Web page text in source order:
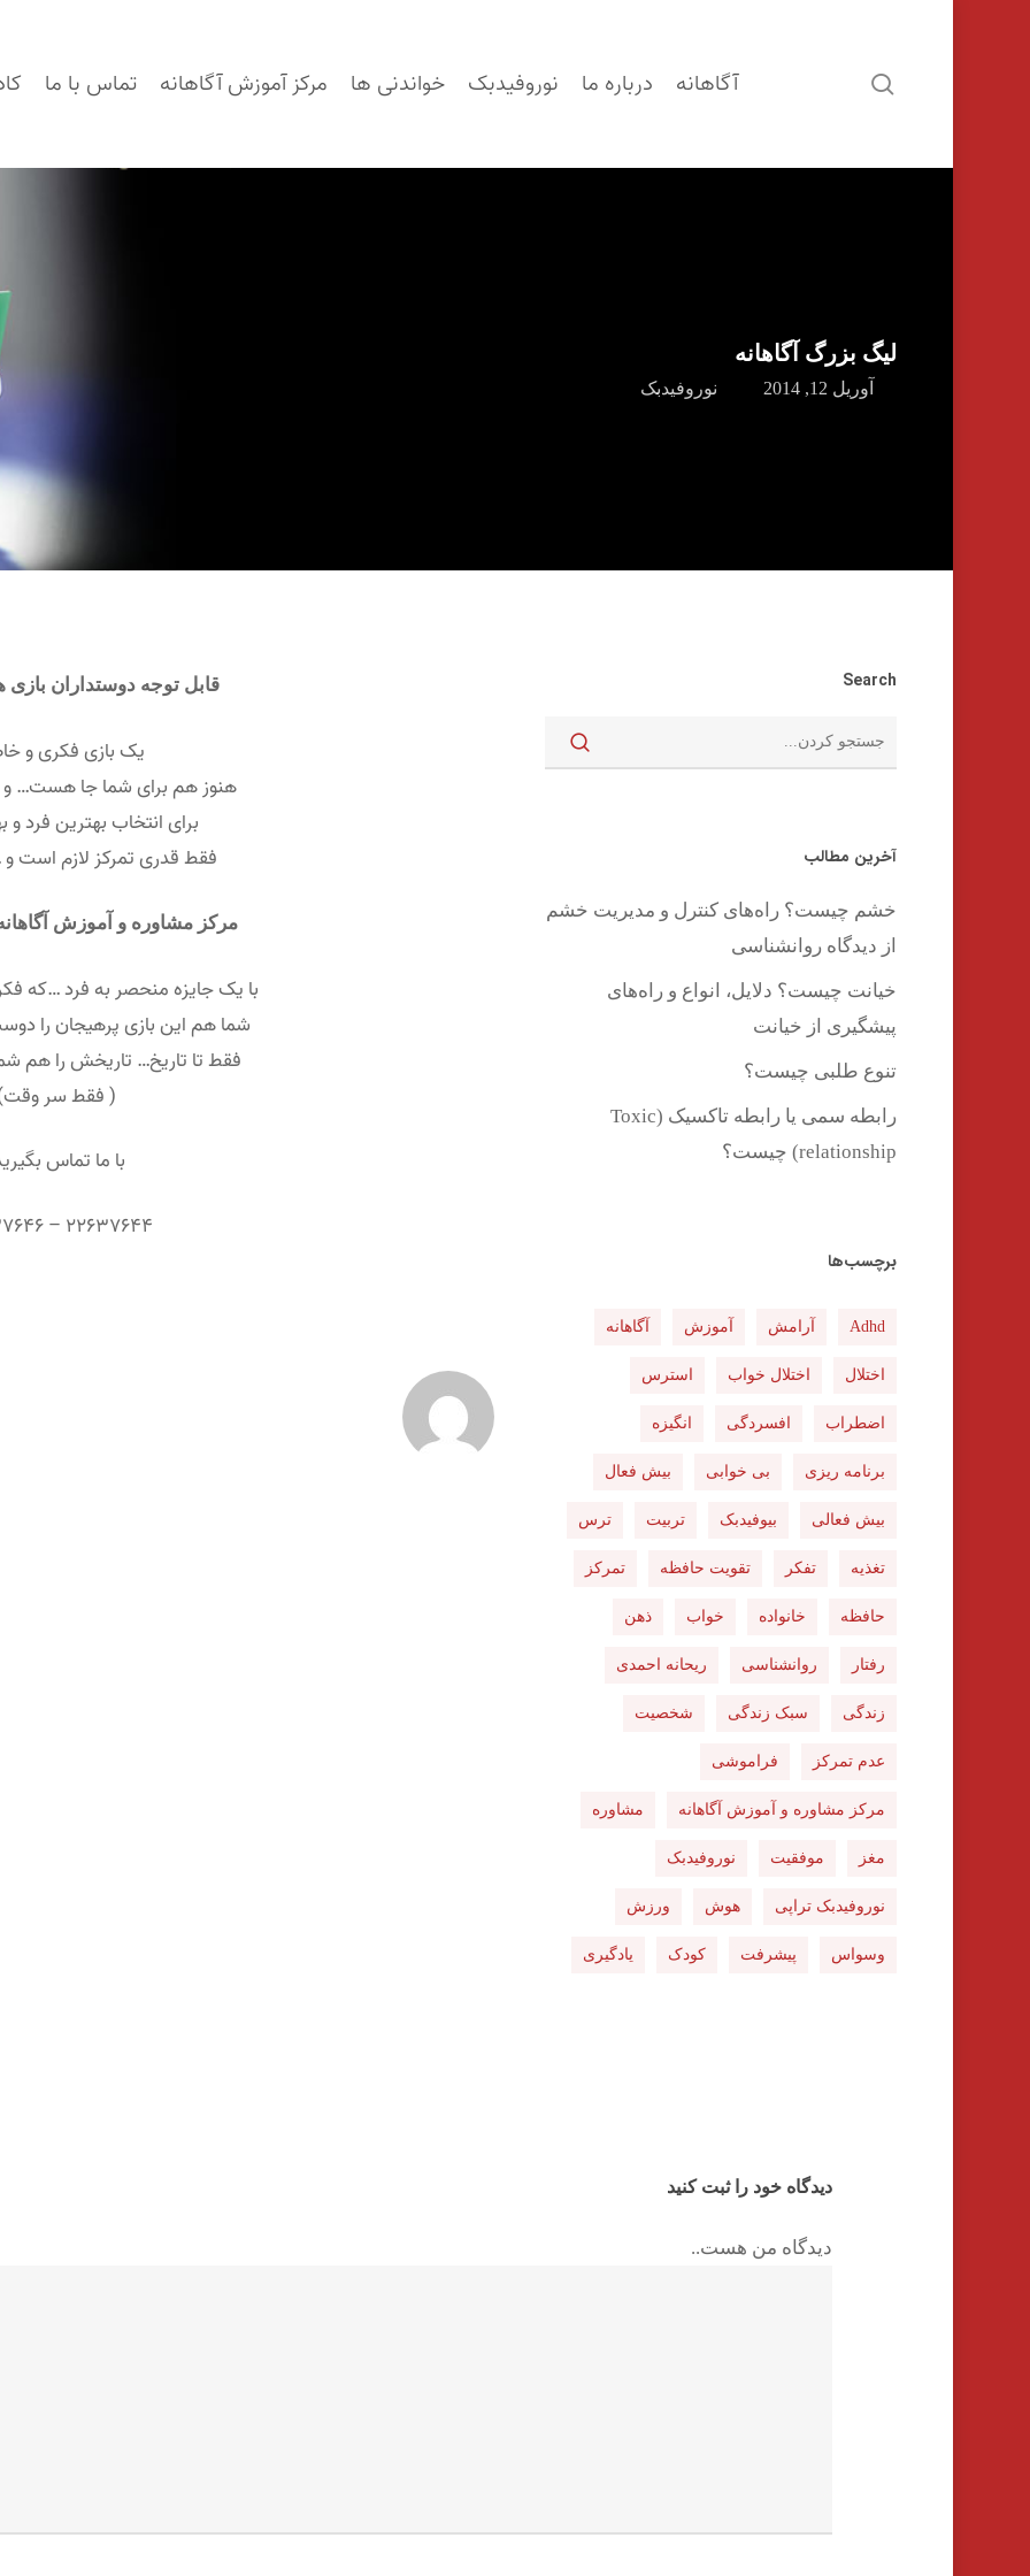
آگاهانه درباره ما نوروفیدبک خواندنی ها مرکز آموزش آگاهانه تماس با ما search
لیگ بزرگ آگاهانه
آوریل 12, 2014 نوروفیدبک
قابل توجه دوستداران بازی
یک بازی فکری و
هنوز هم برای شما جا هست… و
برای انتخاب بهترین فرد و
فقط قدری تمرکز لازم است
مرکز مشاوره و آموزش
با یک جایزه منحصر به فرد …که
شما هم این بازی پرهیجان را
فقط تا تاریخ… تاریخش را
( فقط سر
با ما تماس
۲۲۶۳۷۶۴۴ – ۲۲۶۳۷۶۴۶
Search
آخرین مطالب
خشم چیست؟ راه‌های کنترل و مدیریت خشم
از دیدگاه روانشناسی
خیانت چیست؟ دلایل، انواع و راه‌های
پیشگیری از خیانت
تنوع طلبی چیست؟
رابطه سمی یا رابطه تاکسیک (Toxic
relationship) چیست؟
برچسب‌ها
Adhd آرامش آموزش آگاهانه
اختلال اختلال خواب استرس
اضطراب افسردگی انگیزه
برنامه ریزی بی خوابی بیش فعال
بیش فعالی بیوفیدبک تربیت ترس
تغذیه تفکر تقویت حافظه تمرکز
حافظه خانواده خواب ذهن
رفتار روانشناسی ریحانه احمدی
زندگی سبک زندگی شخصیت
عدم تمرکز فراموشی
مرکز مشاوره و آموزش آگاهانه مشاوره
مغز موفقیت نوروفیدبک
نوروفیدبک تراپی هوش ورزش
وسواس پیشرفت کودک یادگیری
دیدگاه خود را ثبت کنید
دیدگاه من هست..